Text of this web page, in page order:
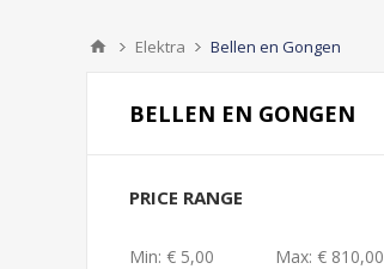
Elektra Bellen en Gongen
BELLEN EN GONGEN
PRICE RANGE
Min: € 5,00 Max: € 810,00